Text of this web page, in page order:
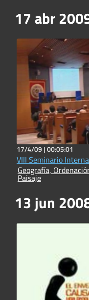
17 abr
17/4/09 |00:05:01
VIII Seminario
Geografía,
Paisaje
13 jun